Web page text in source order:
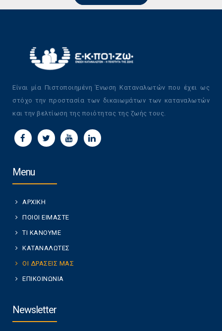
Είναι μία Πιστοποιημένη Ένωση Καταναλωτών που έχει ως
στόχο την προστασία των δικαιωμάτων των καταναλωτών
και την βελτίωση της ποιότητας της ζωής τους.
Menu
ΑΡΧΙΚΗ
ΠΟΙΟΙ ΕΙΜΑΣΤΕ
ΤΙ ΚΑΝΟΥΜΕ
ΚΑΤΑΝΑΛΩΤΕΣ
ΟΙ ΔΡΑΣΕΙΣ ΜΑΣ
ΕΠΙΚΟΙΝΩΝΙΑ
Newsletter